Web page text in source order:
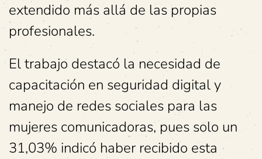
extendido más allá de las propias
profesionales.
El trabajo destacó la necesidad de
capacitación en seguridad digital y
manejo de redes sociales para las
mujeres comunicadoras, pues solo un
31,03% indicó haber recibido esta